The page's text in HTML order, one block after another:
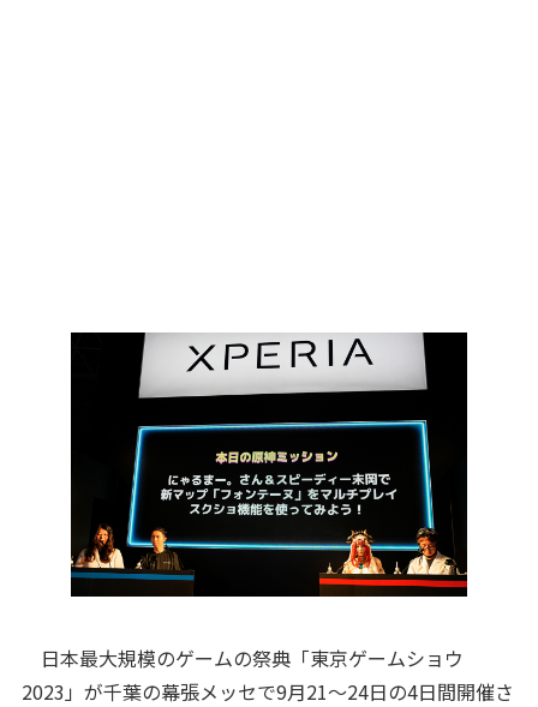
日本最大規模のゲームの祭典「東京ゲームショウ
2023」が千葉の幕張メッセで9月21～24日の4日間開催さ